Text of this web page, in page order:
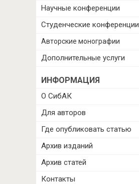
Научные конференции
Студенческие конференции
Авторские монографии
Дополнительные услуги
ИНФОРМАЦИЯ
О СибАК
Для авторов
Где опубликовать статью
Архив изданий
Архив статей
Контакты